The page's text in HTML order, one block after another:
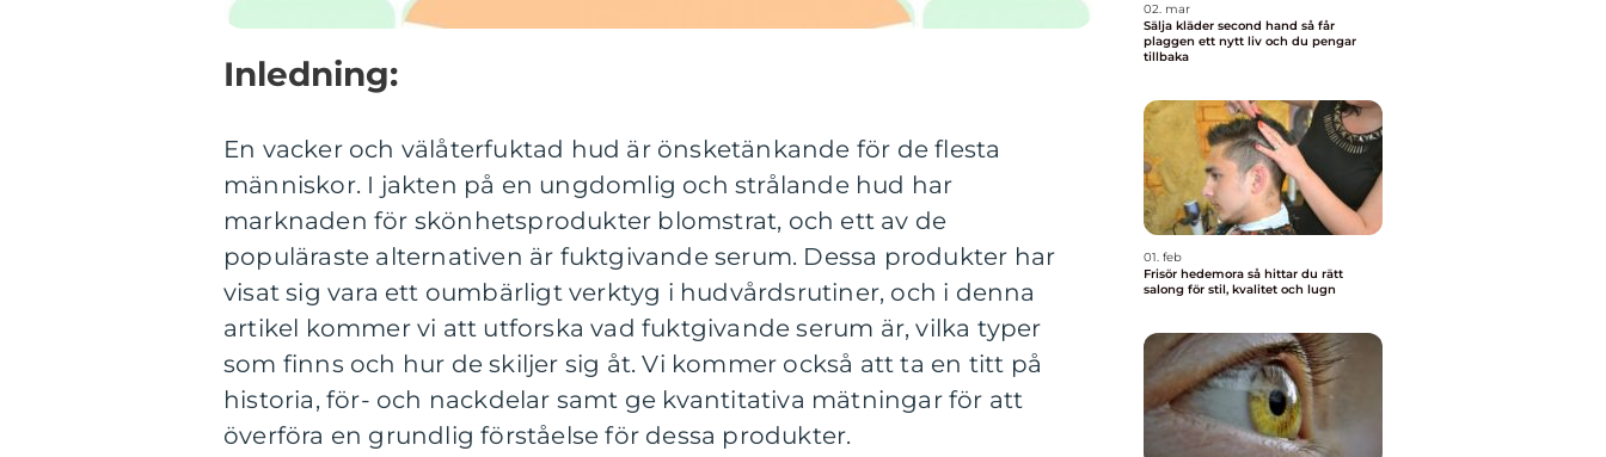
Inledning:
En vacker och välåterfuktad hud är önsketänkande för de flesta
människor. I jakten på en ungdomlig och strålande hud har
marknaden för skönhetsprodukter blomstrat, och ett av de
populäraste alternativen är fuktgivande serum. Dessa produkter har
visat sig vara ett oumbärligt verktyg i hudvårdsrutiner, och i denna
artikel kommer vi att utforska vad fuktgivande serum är, vilka typer
som finns och hur de skiljer sig åt. Vi kommer också att ta en titt på
historia, för- och nackdelar samt ge kvantitativa mätningar för att
överföra en grundlig förståelse för dessa produkter.
02. mar
Sälja kläder second hand så får
plaggen ett nytt liv och du pengar
tillbaka
01. feb
Frisör hedemora så hittar du rätt
salong för stil, kvalitet och lugn